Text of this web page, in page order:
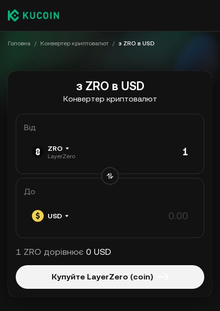
Головна / Конвертер криптовалют / з ZRO в USD
з ZRO в USD
Конвертер криптовалют
Від
ZRO
LayerZero
До
USD
1 ZRO дорівнює 0 USD
Купуйте LayerZero (coin)